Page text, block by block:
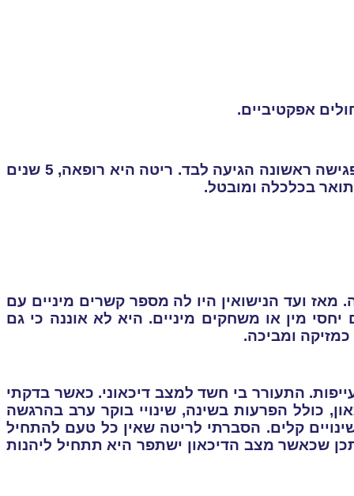
ריטה, בת 29, פנתה אלי בעקבות כתבה בעיתון על טיפול מיני. לפגישה ראשונה הגיעה לבד. ריטה היא רופאה, 5 שנים
מאז ועד הנישואין היו לה מספר קשרים מיניים עם
מין או משחקים מיניים. היא לא אוננה כי גם
ומביכה.
התעורר בי חשד למצב דיכאוני. כאשר בדקתי
כולל הפרעות בשינה, שינויי בוקר ערב בהרגשה
קלים. הסברתי לריטה שאין כל טעם להתחיל
שכאשר מצב הדיכאון ישתפר היא תתחיל ליהנות